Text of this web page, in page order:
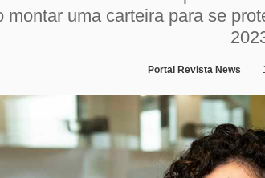
montar uma carteira para se
Portal Revista News